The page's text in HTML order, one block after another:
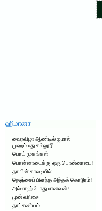
ஹிமானா
வைரவிழா ஆண்டில் ஜமால்
முஹம்மது கல்லூரி
பொய் முகங்கள்
பொன்னாடைக்கு ஒரு பொன்னாடை!
தாயின் காலடியில்
நெஞ்சைப் பிளந்த அந்தக் கொடூரம்!
அல்லாஹ் போதுமானவன்!
முன் வரிசை
தாட்சண்யம்